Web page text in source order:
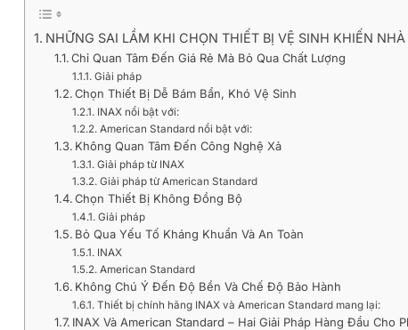
NHỮNG SAI LẦM KHI CHỌN THIẾT BỊ VỆ SINH KHIẾN
Chỉ Quan Tâm Đến Giá Rẻ Mà Bỏ Qua Chất Lượng
Giải pháp
Chọn Thiết Bị Dễ Bám Bẩn, Khó Vệ Sinh
INAX nổi bật với:
American Standard nổi bật với:
Không Quan Tâm Đến Công Nghệ Xả
Giải pháp từ INAX
Giải pháp từ American Standard
Chọn Thiết Bị Không Đồng Bộ
Giải pháp
Bỏ Qua Yếu Tố Kháng Khuẩn Và An Toàn
INAX
American Standard
Không Chú Ý Đến Độ Bền Và Chế Độ Bảo Hành
Thiết bị chính hãng INAX và American Standard mang lại:
INAX Và American Standard – Hai Giải Pháp Hàng Đầu Cho